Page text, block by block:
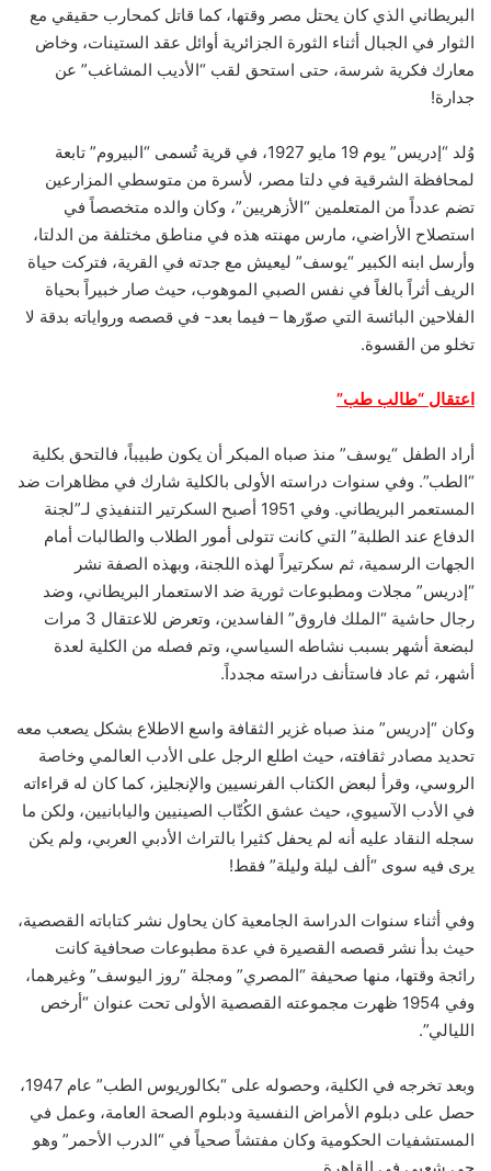
البريطاني الذي كان يحتل مصر وقتها، كما قاتل كمحارب حقيقي مع
الثوار في الجبال أثناء الثورة الجزائرية أوائل عقد الستينات، وخاض
معارك فكرية شرسة، حتى استحق لقب “الأديب المشاغب” عن
جدارة!
وُلد “إدريس” يوم 19 مايو 1927، في قرية تُسمى “البيروم” تابعة
لمحافظة الشرقية في دلتا مصر، لأسرة من متوسطي المزارعين
تضم عدداً من المتعلمين “الأزهريين”، وكان والده متخصصاً في
استصلاح الأراضي، مارس مهنته هذه في مناطق مختلفة من الدلتا،
وأرسل ابنه الكبير “يوسف” ليعيش مع جدته في القرية، فتركت حياة
الريف أثراً بالغاً في نفس الصبي الموهوب، حيث صار خبيراً بحياة
الفلاحين البائسة التي صوّرها – فيما بعد- في قصصه ورواياته بدقة لا
تخلو من القسوة.
اعتقال “طالب طب”
أراد الطفل “يوسف” منذ صباه المبكر أن يكون طبيباً، فالتحق بكلية
“الطب”. وفي سنوات دراسته الأولى بالكلية شارك في مظاهرات ضد
المستعمر البريطاني. وفي 1951 أصبح السكرتير التنفيذي لـ”لجنة
الدفاع عند الطلبة” التي كانت تتولى أمور الطلاب والطالبات أمام
الجهات الرسمية، ثم سكرتيراً لهذه اللجنة، وبهذه الصفة نشر
“إدريس” مجلات ومطبوعات ثورية ضد الاستعمار البريطاني، وضد
رجال حاشية “الملك فاروق” الفاسدين، وتعرض للاعتقال 3 مرات
لبضعة أشهر بسبب نشاطه السياسي، وتم فصله من الكلية لعدة
أشهر، ثم عاد فاستأنف دراسته مجدداً.
وكان “إدريس” منذ صباه غزير الثقافة واسع الاطلاع بشكل يصعب معه
تحديد مصادر ثقافته، حيث اطلع الرجل على الأدب العالمي وخاصة
الروسي، وقرأ لبعض الكتاب الفرنسيين والإنجليز، كما كان له قراءاته
في الأدب الآسيوي، حيث عشق الكُتّاب الصينيين واليابانيين، ولكن ما
سجله النقاد عليه أنه لم يحفل كثيرا بالتراث الأدبي العربي، ولم يكن
يرى فيه سوى “ألف ليلة وليلة” فقط!
وفي أثناء سنوات الدراسة الجامعية كان يحاول نشر كتاباته القصصية،
حيث بدأ نشر قصصه القصيرة في عدة مطبوعات صحافية كانت
رائجة وقتها، منها صحيفة “المصري” ومجلة “روز اليوسف” وغيرهما،
وفي 1954 ظهرت مجموعته القصصية الأولى تحت عنوان “أرخص
الليالي”.
وبعد تخرجه في الكلية، وحصوله على “بكالوريوس الطب” عام 1947،
حصل على دبلوم الأمراض النفسية ودبلوم الصحة العامة، وعمل في
المستشفيات الحكومية وكان مفتشاً صحياً في “الدرب الأحمر” وهو